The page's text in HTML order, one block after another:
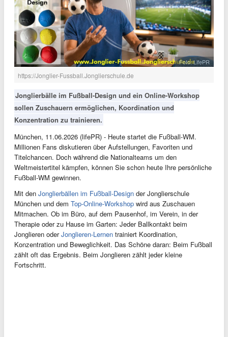
Foto: LifePR
https://Jonglier-Fussball.Jonglierschule.de
Jonglierbälle im Fußball-Design und ein Online-Workshop
sollen Zuschauern ermöglichen, Koordination und
Konzentration zu trainieren.
München, 11.06.2026 (lifePR) - Heute startet die Fußball-WM.
Millionen Fans diskutieren über Aufstellungen, Favoriten und
Titelchancen. Doch während die Nationalteams um den
Weltmeistertitel kämpfen, können Sie schon heute Ihre persönliche
Fußball-WM gewinnen.
Mit den Jonglierbällen im Fußball-Design der Jonglierschule
München und dem Top-Online-Workshop wird aus Zuschauen
Mitmachen. Ob im Büro, auf dem Pausenhof, im Verein, in der
Therapie oder zu Hause im Garten: Jeder Ballkontakt beim
Jonglieren oderJonglieren-Lernen trainiert Koordination,
Konzentration und Beweglichkeit. Das Schöne daran: Beim Fußball
zählt oft das Ergebnis. Beim Jonglieren zählt jeder kleine
Fortschritt.